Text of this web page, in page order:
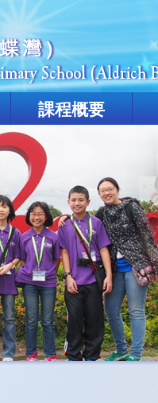
課程概要